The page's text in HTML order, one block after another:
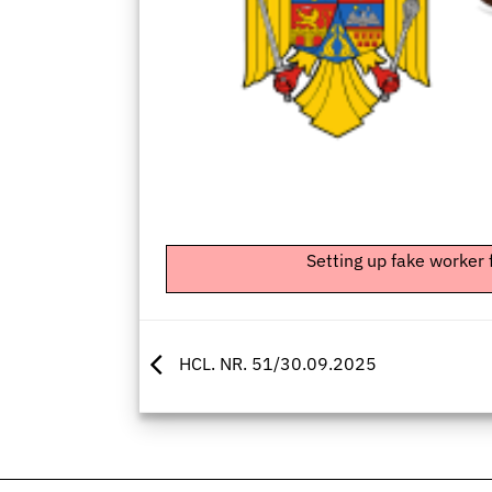
Setting up fake
HCL. NR. 51/30.09.2025